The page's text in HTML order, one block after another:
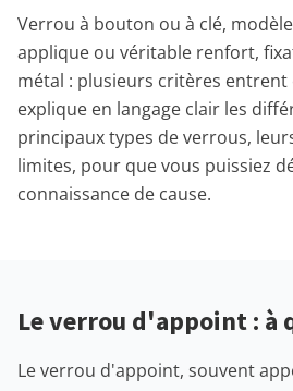
Verrou à bouton ou à clé,
applique ou véritable renfort,
métal : plusieurs critères entrent
explique en langage clair les
principaux types de verrous,
limites, pour que vous puissiez
connaissance de cause.
Le verrou d'appoint : à
Le verrou d'appoint, souvent